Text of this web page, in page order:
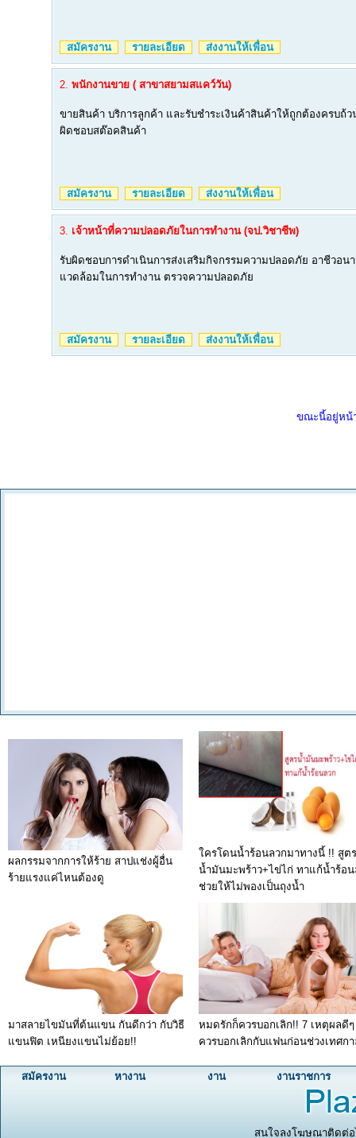
สมัครงาน รายละเอียด ส่งงานให้เพื่อน
2. พนักงานขาย ( สาขาสยามสแคว์วัน)
ขายสินค้า บริการลูกค้า และรับชำระเงินค้าสินค้าให้ถูกต้องครบถ้
ผิดชอบสต๊อคสินค้า
สมัครงาน รายละเอียด ส่งงานให้เพื่อน
3. เจ้าหน้าที่ความปลอดภัยในการทำงาน (จป.วิชาชีพ)
รับผิดชอบการดำเนินการส่งเสริมกิจกรรมความปลอดภัย อาชีวอน
แวดล้อมในการทำงาน ตรวจความปลอดภัย
สมัครงาน รายละเอียด ส่งงานให้เพื่อน
ขณะนี้อยู่ห
ผลกรรมจากการให้ร้าย สาปแช่งผู้อื่น
ร้ายแรงแค่ไหนต้องดู
ใครโดนน้ำร้อนลวกมาทางนี้ !! สูตร
น้ำมันมะพร้าว+ไข่ไก่ ทาแก้น้ำร้อน
ช่วยให้ไม่พองเป็นถุงน้ำ
มาสลายไขมันที่ต้นแขน กันดีกว่า กับวิธี
แขนฟิต เหนียงแขนไม่ย้อย!!
หมดรักก็ควรบอกเลิก!! 7 เหตุผลดี
ควรบอกเลิกกับแฟนก่อนช่วงเทศก
สมัครงาน หางาน งาน งานราชการ
สนใจลงโฆษณาติดต่อ